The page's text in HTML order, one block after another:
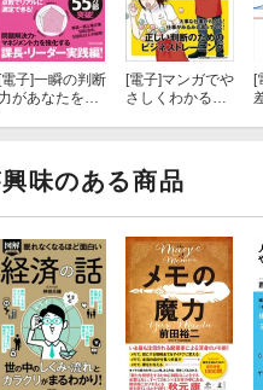
子]一瞬の判断
力があなたを変
[電子]マンガでや
さしくわかるイ
[
味のある商品